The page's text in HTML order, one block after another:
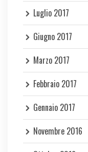
Luglio 2017
Giugno 2017
Marzo 2017
Febbraio 2017
Gennaio 2017
Novembre 2016